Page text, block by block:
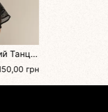
Dance Light – Сітчастий Танцювальний Топ Із Вирізом Та Еластичною Посадкою Для Pole Dance, Фітнесу Та Сценічних Виступів
грн